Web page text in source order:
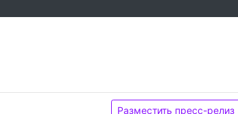
Разместить пресс-релиз